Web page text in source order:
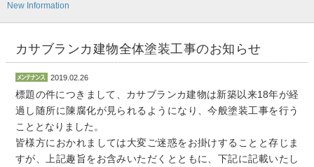
New Information
カサブランカ建物全体塗装工事のお知らせ
2019.02.26
標題の件につきまして、カサブランカ建物は新築以来18年が経
過し随所に陳腐化が見られるようになり、今般塗装工事を行う
こととなりました。
皆様方におかれましては大変ご迷惑をお掛けすることと存じま
すが、上記趣旨をお含みいただくとともに、下記に記載いたし